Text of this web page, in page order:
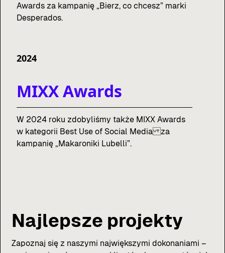
Awards za kampanię „Bierz, co chcesz” marki
Desperados.
2024
MIXX Awards
W 2024 roku zdobyliśmy także MIXX Awards
w kategorii Best Use of Social Media za
kampanię „Makaroniki Lubelli”.
Najlepsze projekty
Zapoznaj się z naszymi największymi dokonaniami –